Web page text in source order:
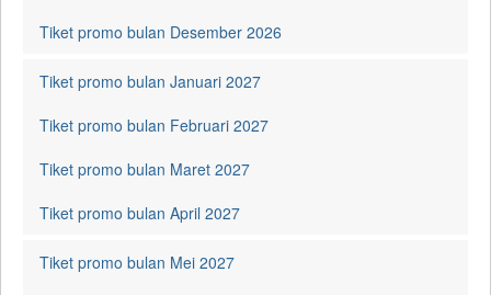
Tiket promo bulan Desember 2026
Tiket promo bulan Januari 2027
Tiket promo bulan Februari 2027
Tiket promo bulan Maret 2027
Tiket promo bulan April 2027
Tiket promo bulan Mei 2027